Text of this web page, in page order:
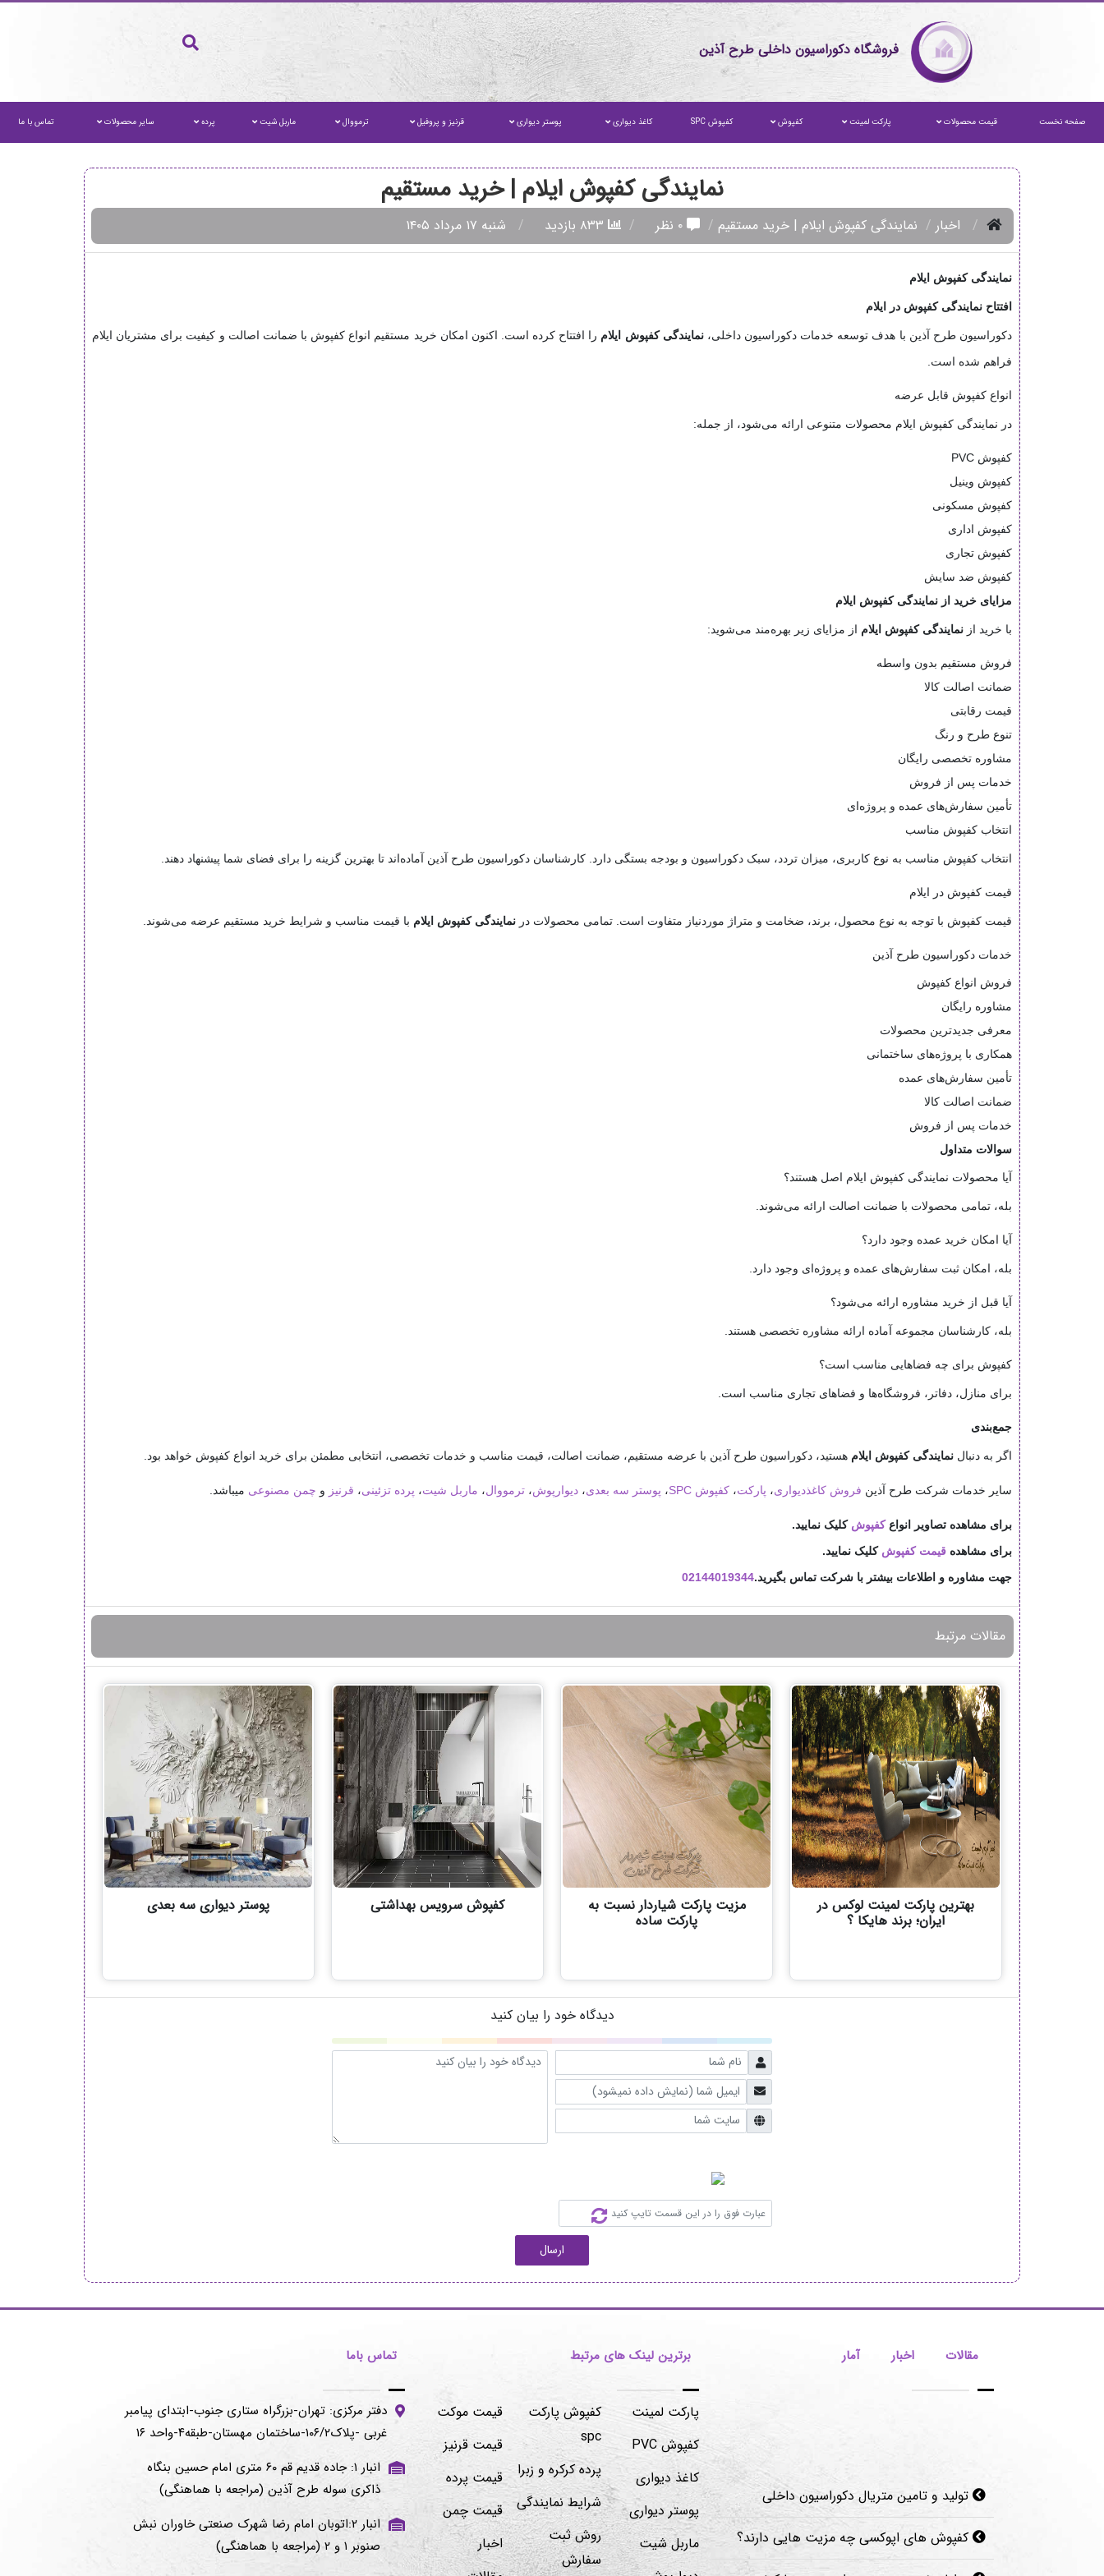
فروشگاه دکوراسیون داخلی طرح آذین
صفحه نخست قیمت محصولات پارکت لمینت کفپوش کفپوش SPC کاغذ دیواری پوستر دیواری قرنیز و پروفیل ترمووال ماربل شیت پرده سایر محصولات تماس با ما
نمایندگی کفپوش ایلام | خرید مستقیم
اخبار نمایندگی کفپوش ایلام | خرید مستقیم ۰ نظر شنبه ۱۷ مرداد ۱۴۰۵
نمایندگی کفپوش ایلام
افتتاح نمایندگی کفپوش در ایلام
دکوراسیون طرح آذین با هدف توسعه خدمات دکوراسیون داخلی،نمایندگی کفپوش ایلام را افتتاح کرده است. اکنون امکان خرید مستقیم انواع کفپوش با ضمانت اصالت و کیفیت برای مشتریان ایلام
فراهم شده است.
انواع کفپوش قابل عرضه
در نمایندگی کفپوش ایلام محصولات متنوعی ارائه می‌شود، از جمله:
کفپوش PVC
کفپوش وینیل
کفپوش مسکونی
کفپوش اداری
کفپوش تجاری
کفپوش ضد سایش
مزایای خرید از نمایندگی کفپوش ایلام
با خرید از نمایندگی کفپوش ایلام از مزایای زیر بهره‌مند می‌شوید:
فروش مستقیم بدون واسطه
ضمانت اصالت کالا
قیمت رقابتی
تنوع طرح و رنگ
مشاوره تخصصی رایگان
خدمات پس از فروش
تأمین سفارش‌های عمده و پروژه‌ای
انتخاب کفپوش مناسب
انتخاب کفپوش مناسب به نوع کاربری، میزان تردد، سبک دکوراسیون و بودجه بستگی دارد. کارشناسان دکوراسیون طرح آذین آماده‌اند تا بهترین گزینه را برای فضای شما پیشنهاد دهند.
قیمت کفپوش در ایلام
قیمت کفپوش با توجه به نوع محصول، برند، ضخامت و متراژ موردنیاز متفاوت است. تمامی محصولات در نمایندگی کفپوش ایلام با قیمت مناسب و شرایط خرید مستقیم عرضه می‌شوند.
خدمات دکوراسیون طرح آذین
فروش انواع کفپوش
مشاوره رایگان
معرفی جدیدترین محصولات
همکاری با پروژه‌های ساختمانی
تأمین سفارش‌های عمده
ضمانت اصالت کالا
خدمات پس از فروش
سوالات متداول
آیا محصولات نمایندگی کفپوش ایلام اصل هستند؟
بله، تمامی محصولات با ضمانت اصالت ارائه می‌شوند.
آیا امکان خرید عمده وجود دارد؟
بله، امکان ثبت سفارش‌های عمده و پروژه‌ای وجود دارد.
آیا قبل از خرید مشاوره ارائه می‌شود؟
بله، کارشناسان مجموعه آماده ارائه مشاوره تخصصی هستند.
کفپوش برای چه فضاهایی مناسب است؟
برای منازل، دفاتر، فروشگاه‌ها و فضاهای تجاری مناسب است.
جمع‌بندی
اگر به دنبال نمایندگی کفپوش ایلام هستید، دکوراسیون طرح آذین با عرضه مستقیم، ضمانت اصالت، قیمت مناسب و خدمات تخصصی، انتخابی مطمئن برای خرید انواع کفپوش خواهد بود.
سایر خدمات شرکت طرح آذین فروش کاغذدیواری، پارکت، کفپوش SPC ، پوستر سه بعدی، دیوارپوش، ترمووال، ماربل شیت، پرده تزئینی، قرنیز و چمن مصنوعی میباشد.
برای مشاهده تصاویر انواعکفپوش کلیک نمایید.
برای مشاهده قیمتکفپوشکلیک نمایید.
جهت مشاوره و اطلاعات بیشتر با شرکت تماس بگیرید.02144019344
مقالات مرتبط
بهترین پارکت لمینت لوکس در
ایران؛ برند هایکا ؟
مزیت پارکت شیاردار نسبت به
پارکت ساده
کفپوش سرویس بهداشتی پوستر دیواری سه بعدی
دیدگاه خود را بیان کنید
ارسال
مقالات اخبار آمار
کفپوش های اپوکسی چه مزیت هایی دارند؟
مزایای نصب پوستر دیواری مدرن با کیفیت
قرنیز سرامیکی چیست؟
برترین لینک های مرتبط
پارکت لمینت
کفپوش PVC
کاغذ دیواری
پوستر دیواری
ماربل شیت
کفپوش پارکت
spc
پرده کرکره و زبرا
شرایط نمایندگی
روش ثبت
سفارش
قیمت موکت
قیمت قرنیز
قیمت پرده
قیمت چمن
اخبار
تماس باما
دفتر مرکزی: تهران-بزرگراه ستاری جنوب-ابتدای پیامبر
غربی -پلاک۱۰۶/۲-ساختمان مهستان-طبقه۴-واحد ۱۶
انبار ۱: جاده قدیم قم ۶۰ متری امام حسین بنگاه
ذاکری سوله طرح آذین (مراجعه با هماهنگی)
انبار ۲:اتوبان امام رضا شهرک صنعتی خاوران نبش
صنوبر ۱ و ۲ (مراجعه با هماهنگی)